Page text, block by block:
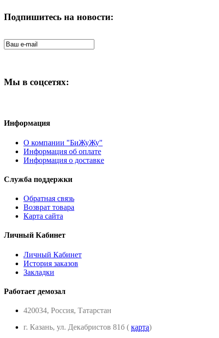
Подпишитесь на новости:
Мы в соцсетях:
Информация
О компании "БиЖуЖу"
Информация об оплате
Информация о доставке
Служба поддержки
Обратная связь
Возврат товара
Карта сайта
Личный Кабинет
Личный Кабинет
История заказов
Закладки
Работает демозал
420034, Россия, Татарстан
г. Казань, ул. Декабристов 81б ( карта)